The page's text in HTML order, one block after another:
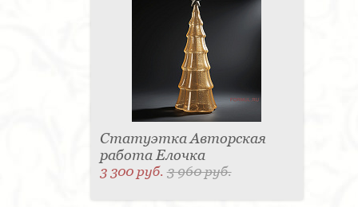
Статуэтка Авторская
работа Елочка
3 300 руб.3 960 руб.